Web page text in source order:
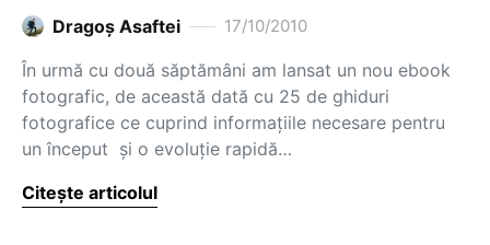
Dragoş Asaftei 17/10/2010
În urmă cu două săptămâni am lansat un nou ebook
fotografic, de această dată cu 25 de ghiduri
fotografice ce cuprind informaţiile necesare pentru
un început şi o evoluţie rapidă…
Citește articolul